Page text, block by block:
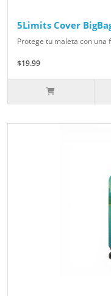
5Limits Cover
Protege tu maleta con una
$19.99